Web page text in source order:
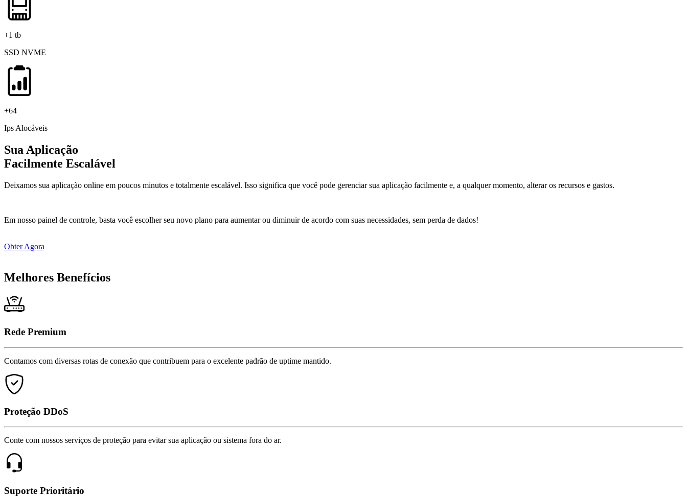
+1 tb
SSD NVME
+64
Ips Alocáveis
Sua Aplicação
Facilmente Escalável
Deixamos sua aplicação online em poucos minutos e totalmente escalável. Isso significa que você pode gerenciar sua aplicação facilmente e, a qualquer momento, alterar os recursos e gastos.
Em nosso painel de controle, basta você escolher seu novo plano para aumentar ou diminuir de acordo com suas necessidades, sem perda de dados!
Obter Agora
Melhores Benefícios
Rede Premium
Contamos com diversas rotas de conexão que contribuem para o excelente padrão de uptime mantido.
Proteção DDoS
Conte com nossos serviços de proteção para evitar sua aplicação ou sistema fora do ar.
Suporte Prioritário